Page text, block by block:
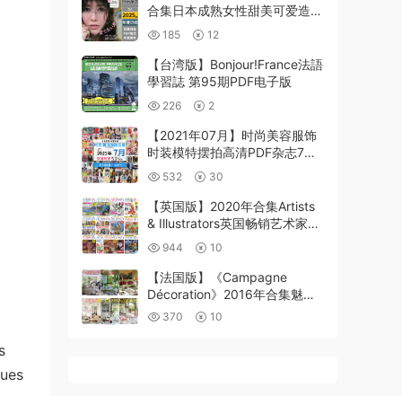
合集日本成熟女性甜美可爱造型
穿搭时装化妆品pdf杂志（年订
阅）
185 12
【台湾版】Bonjour!France法語
學習誌 第95期PDF电子版
226 2
【2021年07月】时尚美容服饰
时装模特摆拍高清PDF杂志7月
份打包（共450本）
532 30
【英国版】2020年合集Artists
& Illustrators英国畅销艺术家绘
画水彩画风景画作品pdf杂志
（13本）
944 10
【法国版】《Campagne
Décoration》2016年合集魅力
简约优雅房屋室内软装装饰设计
370 10